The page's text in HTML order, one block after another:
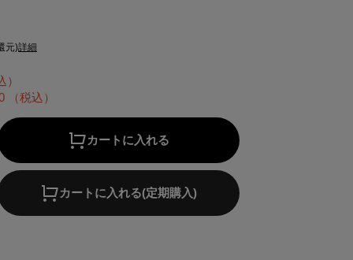
元)詳細
（税込）
カートに入れる
カートに入れる(定期購入)